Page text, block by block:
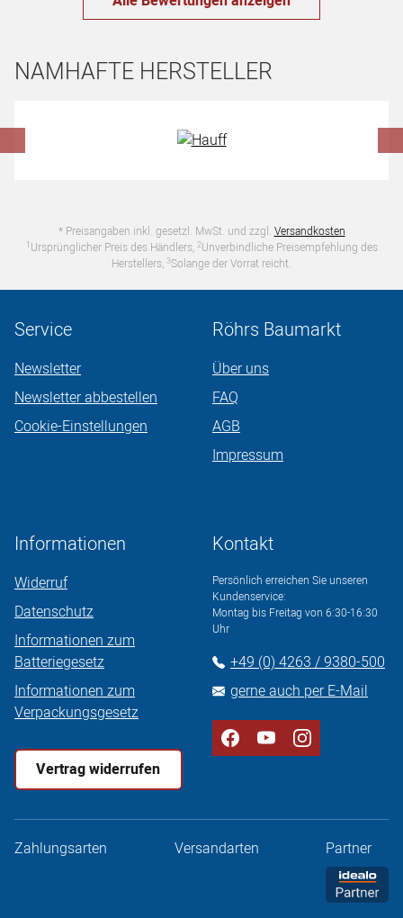
NAMHAFTE HERSTELLER
* Preisangaben inkl. gesetzl. MwSt. und zzgl. Versandkosten
1 Ursprünglicher Preis des Händlers, 2Unverbindliche Preisempfehlung des
Herstellers, 3Solange der Vorrat reicht.
Service
Newsletter
Newsletter abbestellen
Cookie-Einstellungen
Röhrs Baumarkt
Über uns
FAQ
AGB
Impressum
Informationen
Widerruf
Datenschutz
Informationen zum
Batteriegesetz
Informationen zum
Verpackungsgesetz
Vertrag widerrufen
Kontakt
Persönlich erreichen Sie unseren
Kundenservice:
Montag bis Freitag von 6:30-16:30
Uhr
+49 (0) 4263 / 9380-500
gerne auch per E-Mail
Zahlungsarten Versandarten Partner